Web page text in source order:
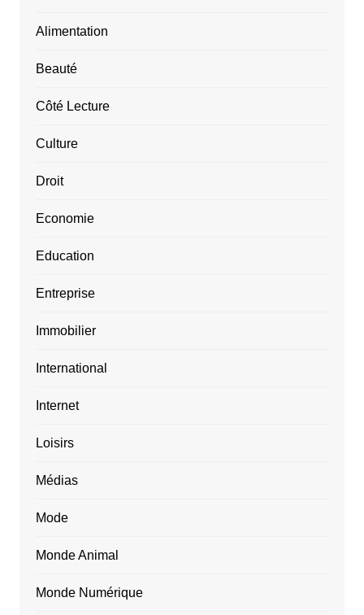
Alimentation
Beauté
Côté Lecture
Culture
Droit
Economie
Education
Entreprise
Immobilier
International
Internet
Loisirs
Médias
Mode
Monde Animal
Monde Numérique